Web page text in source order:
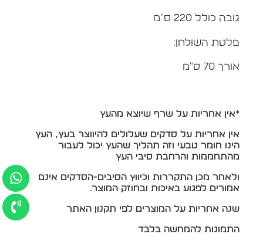
גובה כולל 220 ס"מ
פלטת השולחן:
אורך 70 ס"מ
*אין אחריות על שרף שיוצא מהעץ
אין אחריות על סדקים שעלולים להיווצר בעץ, העץ
הינו חומר טבעי וזה תהליך שהעץ יכול לעבור
מהתחממות והרחבת סיבי העץ
ולאחר מכן התקררות וכיווץ הסיבים-הסדקים אינם
אמורים לפגוע באיכות ובחוזק המוצר.
שנה אחריות על המוצרים לפי תקנון האתר
התמונות להמחשה בלבד